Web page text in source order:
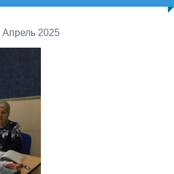
Апрель 2025